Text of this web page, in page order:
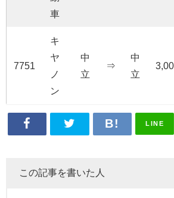
車
7751
キ
ヤ
ノ
ン
中
立
⇒
中
立
LINE
この記事を書いた人